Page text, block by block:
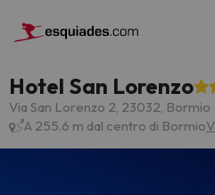
Hotel San Lorenzo
Via San Lorenzo 2, 23032, Bormio
A 255.6 m dal centro di Bormio